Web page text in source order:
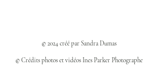
© 2024 créé par Sandra Dumas
© Crédits photos et vidéos Ines Parker Photographe